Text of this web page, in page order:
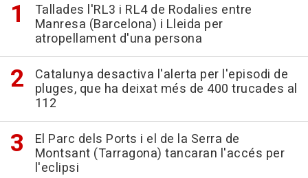
Tallades l'RL3 i RL4 de Rodalies entre
Manresa (Barcelona) i Lleida per
atropellament d'una persona
Catalunya desactiva l'alerta per l'episodi de
pluges, que ha deixat més de 400 trucades al
112
El Parc dels Ports i el de la Serra de
Montsant (Tarragona) tancaran l'accés per
l'eclipsi